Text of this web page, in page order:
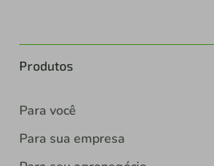
Produtos
Para você
Para sua empresa